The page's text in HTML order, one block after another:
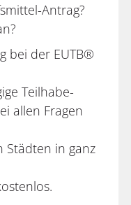
Antrag?
bei der EUTB®
Teilhabe-
allen Fragen
Städten in ganz